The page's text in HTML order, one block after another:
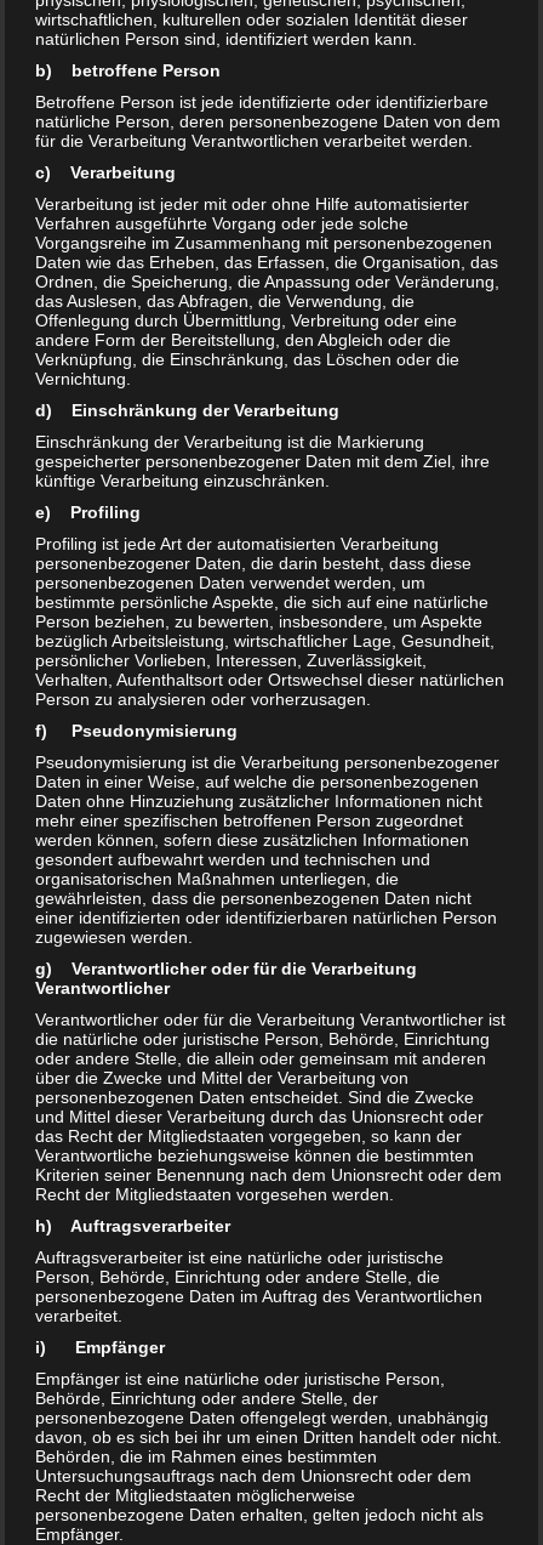
Bentonit Pulver:
Calcium-Bentonit
– Verpackung: 1.000g Folienbeutel,
abgeschweißt
– Summenformel: Al2O · 4 SiO2 ·
2O
– Gehalt: min. 80% Montmorillonit
– CAS-Nummer: 1302-78-9 / EG-Nummer: 215-108-5
– Beschaffenheit: reines Pulver, FM-Qualität
– Lagerung: trocken und bei Raumtemperatur,
Sonneneinstrahlung vermeiden
Bentonit findet Verwendung als Additiv in der Herstellung
von Gelen, Keramiken, Kunststoffen, Farben und Lacken, als
Futterzusatz oder Bodenhilfsstoff.
mehr Infos:
Aktivkohle-Pulver:
Aktivkohlestaub – Herdofenkoks
– Verpackung: 1.000g Folienbeutel,
verschweißt
– Herdofenkoks, mahlaktiviert, 0-
0,125mm
– Beschaffenheit: reines Pulver, techn. Qualität, stark
staubend
– Lagerung: trocken und bei Raumtemperatur,
Hitzeeinwirkung vermeiden
Aktivkohlestaub findet Verwendung im Bereich Filtration,
Wasseraufbereitung, Färbung, als Bodenhilfsstoff
(TerraPreta, mit EM-Bakterienkulturen).
mehr Infos:
TonerdeHydrat-Pulver (Böhmit)
Böhmit – basisches
Tonerdehydrat,
Aluminiumhydroxid
wirtschaftlichen, kulturellen oder sozialen Identität dieser
natürlichen Person sind, identifiziert werden kann.
b) betroffene Person
Betroffene Person ist jede identifizierte oder identifizierbare
natürliche Person, deren personenbezogene Daten von dem
für die Verarbeitung Verantwortlichen verarbeitet werden.
c) Verarbeitung
Verarbeitung ist jeder mit oder ohne Hilfe automatisierter
Verfahren ausgeführte Vorgang oder jede solche
Vorgangsreihe im Zusammenhang mit personenbezogenen
Daten wie das Erheben, das Erfassen, die Organisation, das
Ordnen, die Speicherung, die Anpassung oder Veränderung,
das Auslesen, das Abfragen, die Verwendung, die
Offenlegung durch Übermittlung, Verbreitung oder eine
andere Form der Bereitstellung, den Abgleich oder die
Verknüpfung, die Einschränkung, das Löschen oder die
Vernichtung.
d) Einschränkung der Verarbeitung
Einschränkung der Verarbeitung ist die Markierung
gespeicherter personenbezogener Daten mit dem Ziel, ihre
künftige Verarbeitung einzuschränken.
e) Profiling
Profiling ist jede Art der automatisierten Verarbeitung
personenbezogener Daten, die darin besteht, dass diese
personenbezogenen Daten verwendet werden, um
bestimmte persönliche Aspekte, die sich auf eine natürliche
Person beziehen, zu bewerten, insbesondere, um Aspekte
bezüglich Arbeitsleistung, wirtschaftlicher Lage, Gesundheit,
persönlicher Vorlieben, Interessen, Zuverlässigkeit,
Verhalten, Aufenthaltsort oder Ortswechsel dieser natürlichen
Person zu analysieren oder vorherzusagen.
f) Pseudonymisierung
Pseudonymisierung ist die Verarbeitung personenbezogener
Daten in einer Weise, auf welche die personenbezogenen
Daten ohne Hinzuziehung zusätzlicher Informationen nicht
mehr einer spezifischen betroffenen Person zugeordnet
werden können, sofern diese zusätzlichen Informationen
gesondert aufbewahrt werden und technischen und
organisatorischen Maßnahmen unterliegen, die
gewährleisten, dass die personenbezogenen Daten nicht
einer identifizierten oder identifizierbaren natürlichen Person
zugewiesen werden.
g) Verantwortlicher oder für die Verarbeitung
Verantwortlicher
Verantwortlicher oder für die Verarbeitung Verantwortlicher ist
die natürliche oder juristische Person, Behörde, Einrichtung
oder andere Stelle, die allein oder gemeinsam mit anderen
über die Zwecke und Mittel der Verarbeitung von
personenbezogenen Daten entscheidet. Sind die Zwecke
und Mittel dieser Verarbeitung durch das Unionsrecht oder
das Recht der Mitgliedstaaten vorgegeben, so kann der
Verantwortliche beziehungsweise können die bestimmten
Kriterien seiner Benennung nach dem Unionsrecht oder dem
Recht der Mitgliedstaaten vorgesehen werden.
h) Auftragsverarbeiter
Auftragsverarbeiter ist eine natürliche oder juristische
Person, Behörde, Einrichtung oder andere Stelle, die
personenbezogene Daten im Auftrag des Verantwortlichen
verarbeitet.
i) Empfänger
Empfänger ist eine natürliche oder juristische Person,
Behörde, Einrichtung oder andere Stelle, der
personenbezogene Daten offengelegt werden, unabhängig
davon, ob es sich bei ihr um einen Dritten handelt oder nicht.
Behörden, die im Rahmen eines bestimmten
Untersuchungsauftrags nach dem Unionsrecht oder dem
Recht der Mitgliedstaaten möglicherweise
personenbezogene Daten erhalten, gelten jedoch nicht als
Empfänger.